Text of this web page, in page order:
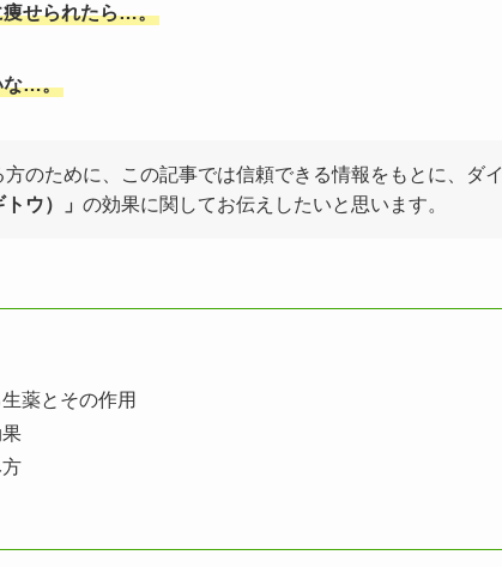
痩せられたら…。
な…。
のために、この記事では信頼できる情報をもとに、ダ
ウ）」 の効果に関してお伝えしたいと思います。
薬とその作用